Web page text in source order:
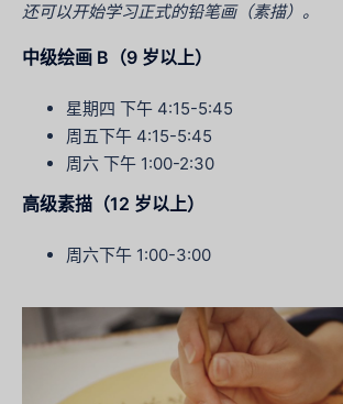
还可以开始学习正式的铅笔画（素描）。
中级绘画 B（9 岁以上）
星期四 下午 4:15-5:45
周五下午 4:15-5:45
周六 下午 1:00-2:30
高级素描（12 岁以上）
周六下午 1:00-3:00